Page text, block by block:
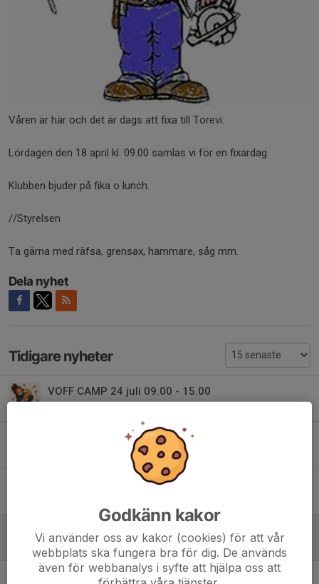
Våren är här och det är dags att fixa till Torevi.
Lördagen den 18 april kl. 09.00 samlas vi för en fixardag.
Klubben bjuder på fika o lunch.
//Styrelsen
Ta gärna med räfsa, grensax, hammare, såg mm.
Dela nyhet
Tidigare nyheter
VOFF CAMP 24 juli 09.00 - 15.00
Fotbollsskola 2026
0
Fixardag på Torevi lördagen den 18/4 kl 09.00
Agility Aktiveringskurser Vårterminen 2026
Godkänn kakor
Vi använder oss av kakor (cookies) för att vår
webbplats ska fungera bra för dig. De används
även för webbanalys i syfte att hjälpa oss att